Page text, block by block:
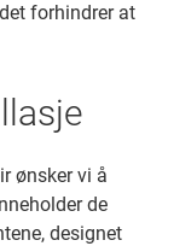
forhindrer at
ønsker vi å
de
designet